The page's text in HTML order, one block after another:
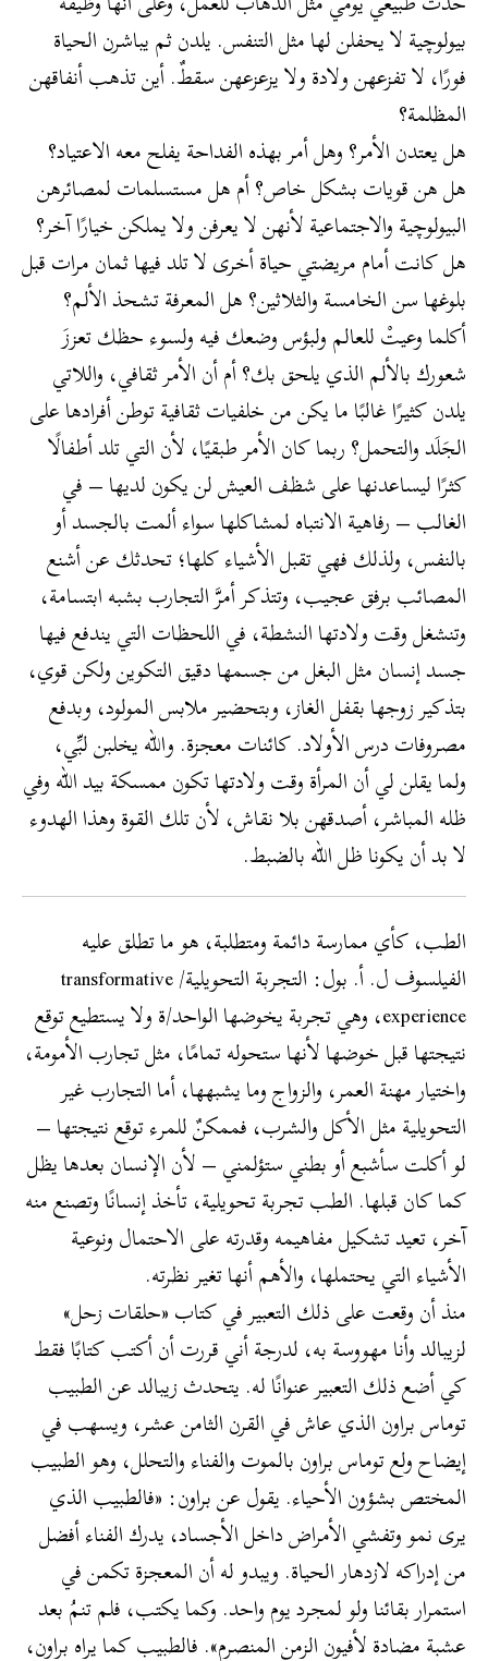
بيولوچية لا يحفلن لها مثل التنفس. يلدن ثم يباشرن الحياة
فورًا، لا تفزعهن ولادة ولا يزعزعهن سقطٌ. أين تذهب أنفاقهن
المظلمة؟
هل يعتدن الأمر؟ وهل أمر بهذه الفداحة يفلح معه الاعتياد؟
هل هن قويات بشكل خاص؟ أم هل مستسلمات لمصائرهن
البيولوچية والاجتماعية لأنهن لا يعرفن ولا يملكن خيارًا آخر؟
هل كانت أمام مريضتي حياة أخرى لا تلد فيها ثمان مرات قبل
بلوغها سن الخامسة والثلاثين؟ هل المعرفة تشحذ الألم؟
أكلما وعيتْ للعالم ولبؤس وضعك فيه ولسوء حظك تعززَ
شعورك بالألم الذي يلحق بك؟ أم أن الأمر ثقافي، واللاتي
يلدن كثيرًا غالبًا ما يكن من خلفيات ثقافية توطن أفرادها على
الجَلَد والتحمل؟ ربما كان الأمر طبقيًا، لأن التي تلد أطفالًا
كثرًا ليساعدنها على شظف العيش لن يكون لديها – في
الغالب – رفاهية الانتباه لمشاكلها سواء ألمت بالجسد أو
بالنفس، ولذلك فهي تقبل الأشياء كلها؛ تحدثك عن أشنع
المصائب برفق عجيب، وتتذكر أمرَّ التجارب بشبه ابتسامة،
وتنشغل وقت ولادتها النشطة، في اللحظات التي يندفع فيها
جسد إنسان مثل البغل من جسمها دقيق التكوين ولكن قوي،
بتذكير زوجها بقفل الغاز، وبتحضير ملابس المولود، وبدفع
مصروفات درس الأولاد. كائنات معجزة. والله يخلبن لبِّي،
ولما يقلن لي أن المرأة وقت ولادتها تكون ممسكة بيد الله وفي
ظله المباشر، أصدقهن بلا نقاش، لأن تلك القوة وهذا الهدوء
لا بد أن يكونا ظل الله بالضبط.
الطب، كأي ممارسة دائمة ومتطلبة، هو ما تطلق عليه
الفيلسوف ل. أ. بول: التجربة التحويلية/ transformative
experience، وهي تجربة يخوضها الواحد/ة ولا يستطيع توقع
نتيجتها قبل خوضها لأنها ستحوله تمامًا، مثل تجارب الأمومة،
واختيار مهنة العمر، والزواج وما يشبهها، أما التجارب غير
التحويلية مثل الأكل والشرب، فممكنٌ للمرء توقع نتيجتها –
لو أكلت سأشبع أو بطني ستؤلمني – لأن الإنسان بعدها يظل
كما كان قبلها. الطب تجربة تحويلية، تأخذ إنسانًا وتصنع منه
آخر، تعيد تشكيل مفاهيمه وقدرته على الاحتمال ونوعية
الأشياء التي يحتملها، والأهم أنها تغير نظرته.
منذ أن وقعت على ذلك التعبير في كتاب «حلقات زحل»
لزيبالد وأنا مهووسة به، لدرجة أني قررت أن أكتب كتابًا فقط
كي أضع ذلك التعبير عنوانًا له. يتحدث زيبالد عن الطبيب
توماس براون الذي عاش في القرن الثامن عشر، ويسهب في
إيضاح ولع توماس براون بالموت والفناء والتحلل، وهو الطبيب
المختص بشؤون الأحياء. يقول عن براون: «فالطبيب الذي
يرى نمو وتفشي الأمراض داخل الأجساد، يدرك الفناء أفضل
من إدراكه لازدهار الحياة. ويبدو له أن المعجزة تكمن في
استمرار بقائنا ولو لمجرد يوم واحد. وكما يكتب، فلم تنمُ بعد
عشبة مضادة لأفيون الزمن المنصرم». فالطبيب كما يراه براون،